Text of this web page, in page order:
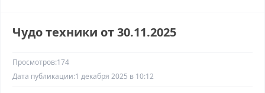
Чудо техники от 30.11.2025
Просмотров:174
Дата публикации:1 декабря 2025 в 10:12